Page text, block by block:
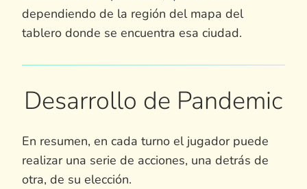
dependiendo de la región del mapa del
tablero donde se encuentra esa ciudad.
Desarrollo de Pandemic
En resumen, en cada turno el jugador puede
realizar una serie de acciones, una detrás de
otra, de su elección.